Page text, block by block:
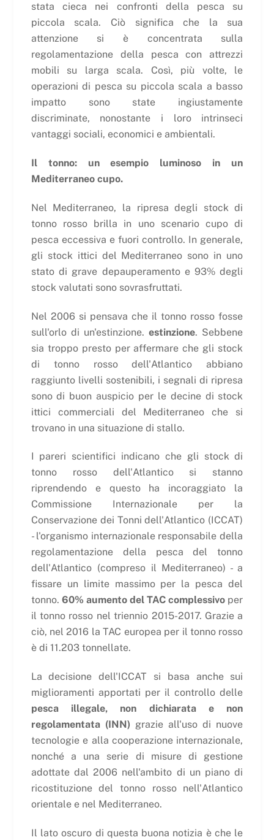
stata cieca nei confronti della pesca su
piccola scala. Ciò significa che la sua
attenzione si è concentrata sulla
regolamentazione della pesca con attrezzi
mobili su larga scala. Così, più volte, le
operazioni di pesca su piccola scala a basso
impatto sono state ingiustamente
discriminate, nonostante i loro intrinseci
vantaggi sociali, economici e ambientali.
Il tonno: un esempio luminoso in un
Mediterraneo cupo.
Nel Mediterraneo, la ripresa degli stock di
tonno rosso brilla in uno scenario cupo di
pesca eccessiva e fuori controllo. In generale,
gli stock ittici del Mediterraneo sono in uno
stato di grave depauperamento e 93% degli
stock valutati sono sovrasfruttati.
Nel 2006 si pensava che il tonno rosso fosse
sull'orlo di un'estinzione.estinzione. Sebbene
sia troppo presto per affermare che gli stock
di tonno rosso dell'Atlantico abbiano
raggiunto livelli sostenibili, i segnali di ripresa
sono di buon auspicio per le decine di stock
ittici commerciali del Mediterraneo che si
trovano in una situazione di stallo.
I pareri scientifici indicano che gli stock di
tonno rosso dell'Atlantico si stanno
riprendendo e questo ha incoraggiato la
Commissione Internazionale per la
Conservazione dei Tonni dell'Atlantico (ICCAT)
- l'organismo internazionale responsabile della
regolamentazione della pesca del tonno
dell'Atlantico (compreso il Mediterraneo) - a
fissare un limite massimo per la pesca del
tonno. 60% aumento del TAC complessivo per
il tonno rosso nel triennio 2015-2017. Grazie a
ciò, nel 2016 la TAC europea per il tonno rosso
è di 11.203 tonnellate.
La decisione dell'ICCAT si basa anche sui
miglioramenti apportati per il controllo delle
pesca illegale, non dichiarata e non
regolamentata (INN) grazie all'uso di nuove
tecnologie e alla cooperazione internazionale,
nonché a una serie di misure di gestione
adottate dal 2006 nell'ambito di un piano di
ricostituzione del tonno rosso nell'Atlantico
orientale e nel Mediterraneo.
Il lato oscuro di questa buona notizia è che le